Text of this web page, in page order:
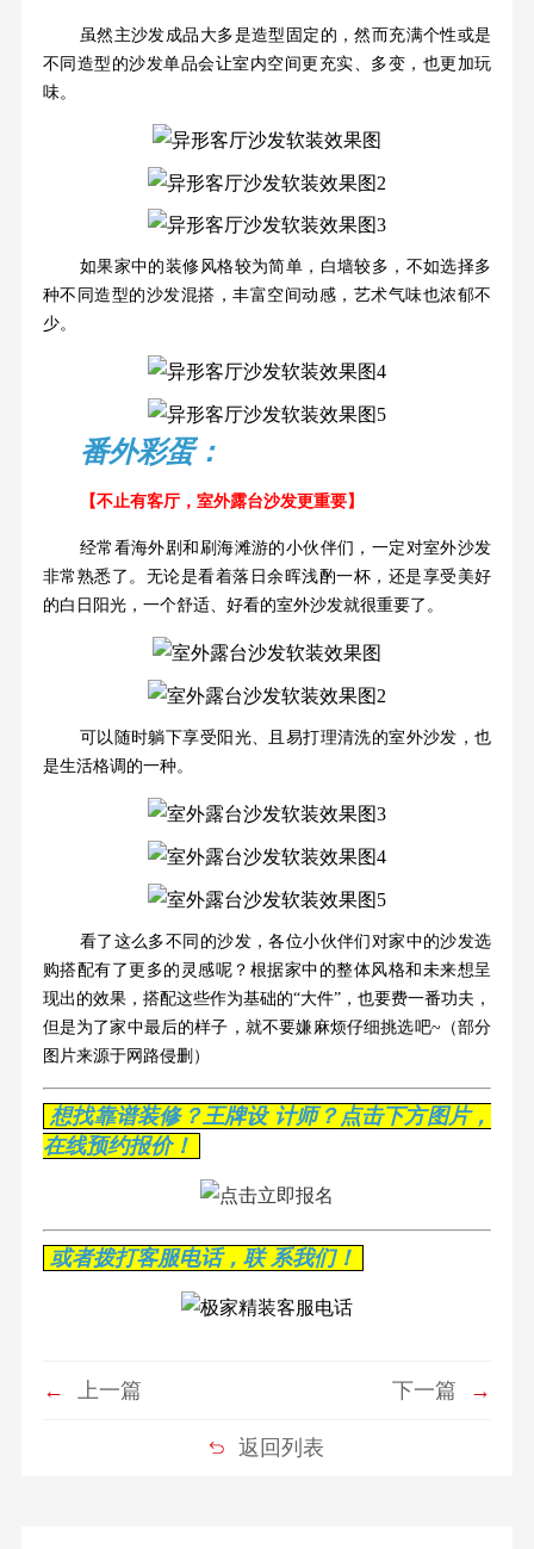
虽然主沙发成品大多是造型固定的，然而充满个性或是
不同造型的沙发单品会让室内空间更充实、多变，也更加玩
味。
如果家中的装修风格较为简单，白墙较多，不如选择多
种不同造型的沙发混搭，丰富空间动感，艺术气味也浓郁不
少。
番外彩蛋：
【不止有客厅，室外露台沙发更重要】
经常看海外剧和刷海滩游的小伙伴们，一定对室外沙发
非常熟悉了。无论是看着落日余晖浅酌一杯，还是享受美好
的白日阳光，一个舒适、好看的室外沙发就很重要了。
可以随时躺下享受阳光、且易打理清洗的室外沙发，也
是生活格调的一种。
看了这么多不同的沙发，各位小伙伴们对家中的沙发选
购搭配有了更多的灵感呢？根据家中的整体风格和未来想呈
现出的效果，搭配这些作为基础的“大件”，也要费一番功夫，
但是为了家中最后的样子，就不要嫌麻烦仔细挑选吧~（部分
图片来源于网路侵删 ）
想找靠谱装修？王牌设 计师？点击下方图片，
在线预约报价！
或者拨打客服电话，联 系我们！
← 上一篇 下一篇 →
返回列表